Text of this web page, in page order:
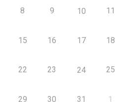
8 9 10 11
15 16 17 18
22 23 24 25
29 30 31 1